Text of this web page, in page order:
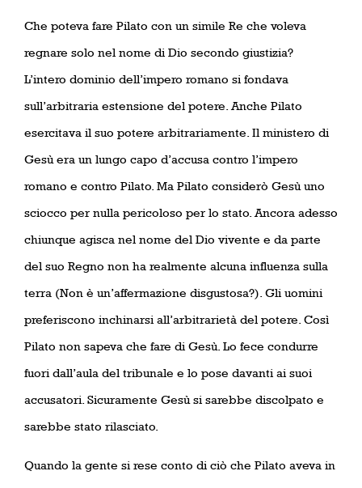
Che poteva fare Pilato con un simile Re che voleva
regnare solo nel nome di Dio secondo giustizia?
L’intero dominio dell’impero romano si fondava
sull’arbitraria estensione del potere. Anche Pilato
esercitava il suo potere arbitrariamente. Il ministero di
Gesù era un lungo capo d’accusa contro l’impero
romano e contro Pilato. Ma Pilato considerò Gesù uno
sciocco per nulla pericoloso per lo stato. Ancora adesso
chiunque agisca nel nome del Dio vivente e da parte
del suo Regno non ha realmente alcuna influenza sulla
terra (Non è un’affermazione disgustosa?) . Gli uomini
preferiscono inchinarsi all’arbitrarietà del potere. Così
Pilato non sapeva che fare di Gesù. Lo fece condurre
fuori dall’aula del tribunale e lo pose davanti ai suoi
accusatori. Sicuramente Gesù si sarebbe discolpato e
sarebbe stato rilasciato.
Quando la gente si rese conto di ciò che Pilato aveva in